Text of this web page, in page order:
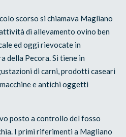
scorso si chiamava Magliano
di allevamento ovino ben
ed oggi rievocate in
della Pecora. Si tiene in
di carni, prodotti caseari
e antichi oggetti
posto a controllo del fosso
I primi riferimenti a Magliano